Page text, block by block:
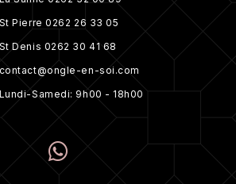
St Pierre 0262 26 33 05
St Denis 0262 30 41 68
contact@ongle-en-soi.com
Lundi-Samedi: 9h00 - 18h00